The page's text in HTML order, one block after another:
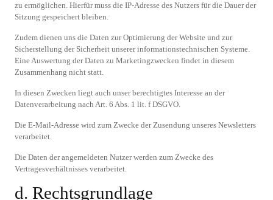
zu ermöglichen. Hierfür muss die IP-Adresse des Nutzers für die Dauer der
Sitzung gespeichert bleiben.
Zudem dienen uns die Daten zur Optimierung der Website und zur
Sicherstellung der Sicherheit unserer informationstechnischen Systeme.
Eine Auswertung der Daten zu Marketingzwecken findet in diesem
Zusammenhang nicht statt.
In diesen Zwecken liegt auch unser berechtigtes Interesse an der
Datenverarbeitung nach Art. 6 Abs. 1 lit. f DSGVO.
Die E-Mail-Adresse wird zum Zwecke der Zusendung unseres Newsletters
verarbeitet.
Die Daten der angemeldeten Nutzer werden zum Zwecke des
Vertragesverhältnisses verarbeitet.
d. Rechtsgrundlage